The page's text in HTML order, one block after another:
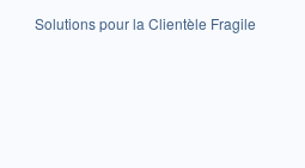
Solutions pour la Clientèle Fragile